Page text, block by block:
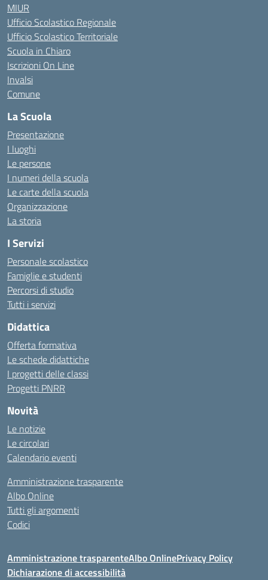
MIUR
Ufficio Scolastico Regionale
Ufficio Scolastico Territoriale
Scuola in Chiaro
Iscrizioni On Line
Invalsi
Comune
La Scuola
Presentazione
I luoghi
Le persone
I numeri della scuola
Le carte della scuola
Organizzazione
La storia
I Servizi
Personale scolastico
Famiglie e studenti
Percorsi di studio
Tutti i servizi
Didattica
Offerta formativa
Le schede didattiche
I progetti delle classi
Progetti PNRR
Novità
Le notizie
Le circolari
Calendario eventi
Amministrazione trasparente
Albo Online
Tutti gli argomenti
Codici
Amministrazione trasparenteAlbo OnlinePrivacy Policy
Dichiarazione di accessibilità